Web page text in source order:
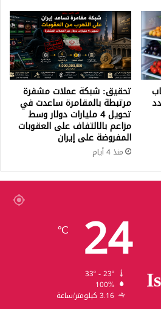
تحقيق: شبكة عملات مشفرة
مرتبطة بالمقامرة ساعدت في
تحويل 4 مليارات دولار وسط
مزاعم بالالتفاف على العقوبات
المفروضة على إيران
منذ 4 أيام
24
℃
100%
3.16 كيلومتر/ساعة